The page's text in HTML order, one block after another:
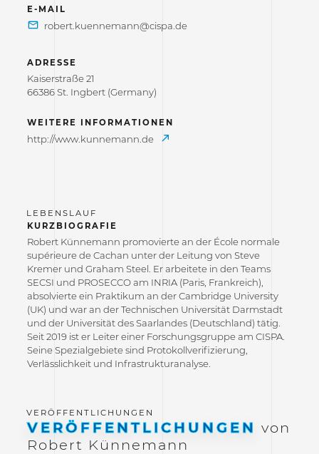
E-MAIL
ADRESSE
Kaiserstraße 21
66386 St. Ingbert (Germany)
WEITERE INFORMATIONEN
http://www.kunnemann.de
KURZBIOGRAFIE
Robert Künnemann promovierte an der École normale
supérieure de Cachan unter der Leitung von Steve
Kremer und Graham Steel. Er arbeitete in den Teams
SECSI und PROSECCO am INRIA (Paris, Frankreich),
absolvierte ein Praktikum an der Cambridge University
(UK) und war an der Technischen Universität Darmstadt
und der Universität des Saarlandes (Deutschland) tätig.
Seit 2019 ist er Leiter einer Forschungsgruppe am CISPA.
Seine Spezialgebiete sind Protokollverifizierung,
Verlässlichkeit und Infrastrukturanalyse.
VERÖFFENTLICHUNGEN von
Robert Künnemann